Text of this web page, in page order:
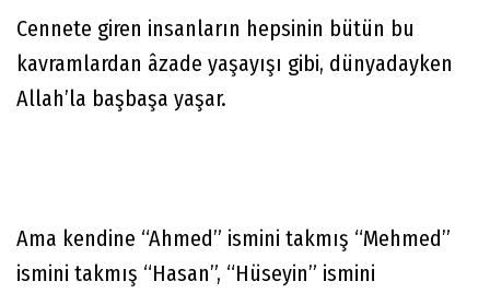
Cennete giren insanların hepsinin bütün bu
kavramlardan âzade yaşayışı gibi, dünyadayken
Allah’la başbaşa yaşar.
Ama kendine “Ahmed” ismini takmış “Mehmed”
ismini takmış “Hasan”, “Hüseyin” ismini